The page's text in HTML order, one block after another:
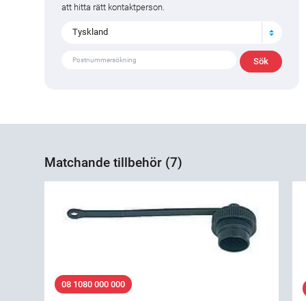
att hitta rätt kontaktperson.
Tyskland
Matchande tillbehör (7)
08 1080 000 000